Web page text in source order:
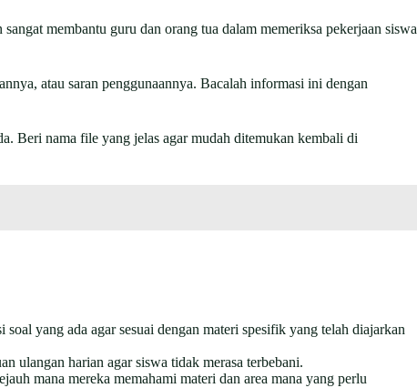
membantu guru dan orang tua dalam memeriksa pekerjaan siswa
atau saran penggunaannya. Bacalah informasi ini dengan
Beri nama file yang jelas agar mudah ditemukan kembali di
yang ada agar sesuai dengan materi spesifik yang telah diajarkan
ulangan harian agar siswa tidak merasa terbebani.
mana mereka memahami materi dan area mana yang perlu